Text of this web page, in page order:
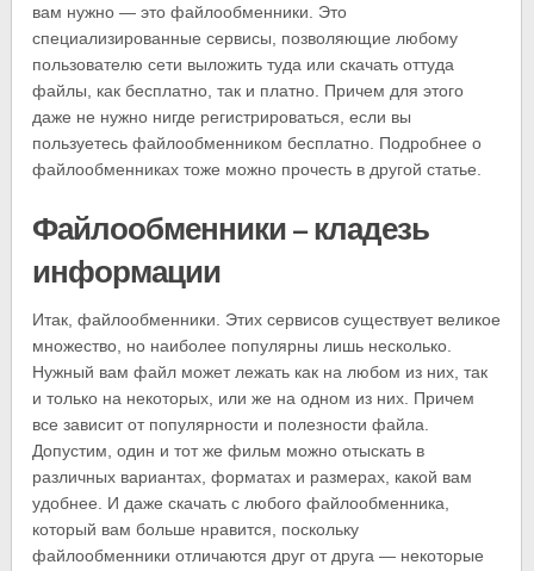
вам нужно — это файлообменники. Это
специализированные сервисы, позволяющие любому
пользователю сети выложить туда или скачать оттуда
файлы, как бесплатно, так и платно. Причем для этого
даже не нужно нигде регистрироваться, если вы
пользуетесь файлообменником бесплатно. Подробнее о
файлообменниках тоже можно прочесть в другой статье.
Файлообменники — кладезь
информации
Итак, файлообменники. Этих сервисов существует великое
множество, но наиболее популярны лишь несколько.
Нужный вам файл может лежать как на любом из них, так
и только на некоторых, или же на одном из них. Причем
все зависит от популярности и полезности файла.
Допустим, один и тот же фильм можно отыскать в
различных вариантах, форматах и размерах, какой вам
удобнее. И даже скачать с любого файлообменника,
который вам больше нравится, поскольку
файлообменники отличаются друг от друга — некоторые